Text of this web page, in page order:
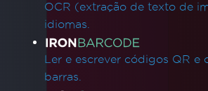
OCR (extração de texto de
idiomas.
Ler e escrever códigos QR e
barras.